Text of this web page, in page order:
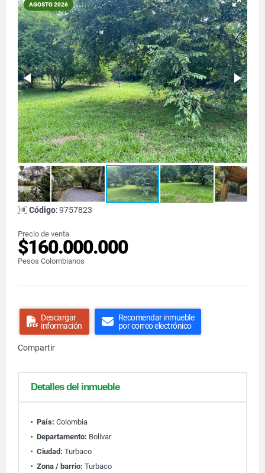
AGOSTO 2026
Código: 9757823
Precio de venta
$160.000.000
Pesos Colombianos
Descargar
información
Recomendar inmueble
por correo electrónico
Compartir
Detalles del inmueble
País: Colombia
Departamento: Bolívar
Ciudad: Turbaco
Zona / barrio: Turbaco